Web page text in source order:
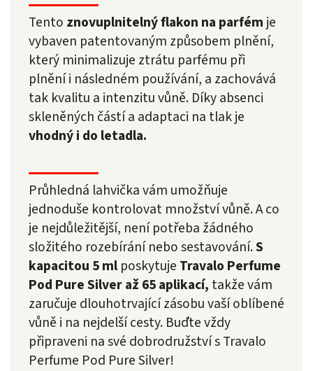
Tento znovuplnitelný flakon na parfém je
vybaven patentovaným způsobem plnění,
který minimalizuje ztrátu parfému při
plnění i následném používání, a zachovává
tak kvalitu a intenzitu vůně. Díky absenci
skleněných částí a adaptaci na tlak je
vhodný i do letadla.
Průhledná lahvička vám umožňuje
jednoduše kontrolovat množství vůně. A co
je nejdůležitější, není potřeba žádného
složitého rozebírání nebo sestavování.S
kapacitou 5 ml poskytuje Travalo Perfume
Pod Pure Silver až 65 aplikací, takže vám
zaručuje dlouhotrvající zásobu vaší oblíbené
vůně i na nejdelší cesty. Buďte vždy
připraveni na své dobrodružství s Travalo
Perfume Pod Pure Silver!